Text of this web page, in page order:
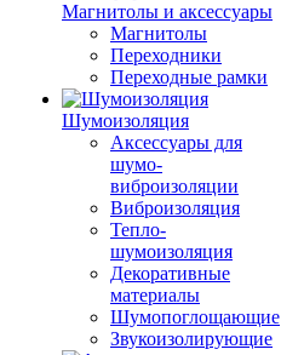
Магнитолы и аксессуары
Магнитолы
Переходники
Переходные рамки
Шумоизоляция
Аксессуары для
шумо-
виброизоляции
Виброизоляция
Тепло-
шумоизоляция
Декоративные
материалы
Шумопоглощающие
Звукоизолирующие